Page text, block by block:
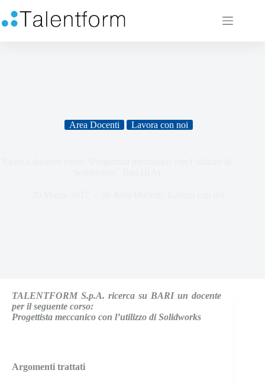
Area Docenti Lavora con noi
TALENTFORM S.p.A. ricerca su BARI un docente
per il seguente corso:
Progettista meccanico con l’utilizzo di Solidworks
Argomenti trattati